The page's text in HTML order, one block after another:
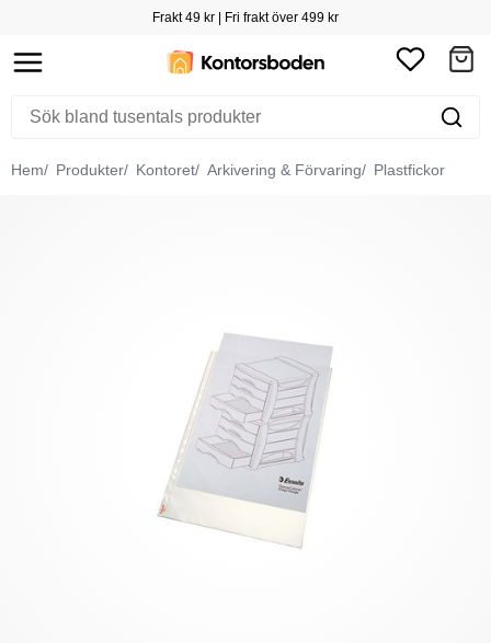
Frakt 49 kr | Fri frakt över 499 kr
Hem Produkter Kontoret Arkivering & Förvaring Plastfickor